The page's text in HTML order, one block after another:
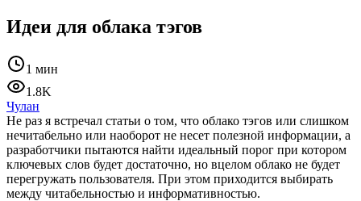
Идеи для облака тэгов
1 мин
1.8K
Чулан
Не раз я встречал статьи о том, что облако тэгов или слишком
нечитабельно или наоборот не несет полезной информации, а
разработчики пытаются найти идеальный порог при котором
ключевых слов будет достаточно, но вцелом облако не будет
перегружать пользователя. При этом приходится выбирать
между читабельностью и информативностью.